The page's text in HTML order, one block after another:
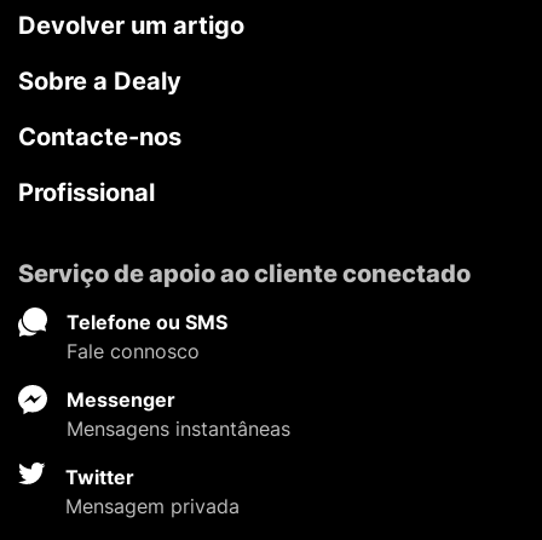
Devolver um artigo
Sobre a Dealy
Contacte-nos
Profissional
Serviço de apoio ao cliente conectado
Telefone ou SMS
Fale connosco
Messenger
Mensagens instantâneas
Twitter
Mensagem privada